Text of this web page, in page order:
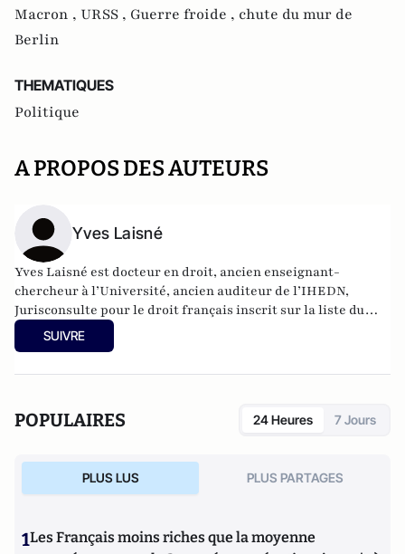
Macron , URSS , Guerre froide , chute du mur de
Berlin
THEMATIQUES
Politique
A PROPOS DES AUTEURS
Yves Laisné
Yves Laisné est docteur en droit, ancien enseignant-
chercheur à l’Université, ancien auditeur de l’IHEDN,
Jurisconsulte pour le droit français inscrit sur la liste du
Kammergericht de Berlin et auteur de plusieurs ouvrages
juridiques. L’auteur cumule, sur un demi-siècle de vie
transmission d’entreprises. Esprit complètement
expérience de la métapolitique acquise au cours de longues
années de lutte contre l’idéologie communiste.
SUIVRE
POPULAIRES 24 Heures 7 Jours
PLUS LUS PLUS PARTAGES
1Les Français moins riches que la moyenne